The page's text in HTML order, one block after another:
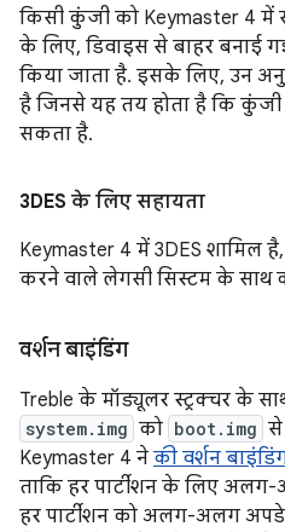
किसी कुंजी को Keymaster 4 में
के लिए, डिवाइस से बाहर बनाई
किया जाता है. इसके लिए, उन
है जिनसे यह तय होता है कि
सकता है.
3DES के लिए सहायता
Keymaster 4 में 3DES शामिल
करने वाले लेगसी सिस्टम के साथ
वर्शन बाइंडिंग
Treble के मॉड्यूलर स्ट्रक्चर के
system.img को boot.img से
Keymaster 4 ने की वर्शन
ताकि हर पार्टीशन के लिए
हर पार्टीशन को अलग-अलग